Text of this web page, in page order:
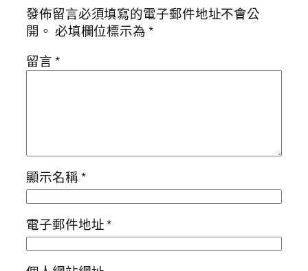
發佈留言必須填寫的電子郵件地址不會公
開。 必填欄位標示為*
留言*
顯示名稱*
電子郵件地址*